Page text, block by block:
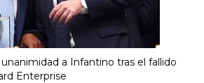
a Infantino tras el fallido
Enterprise